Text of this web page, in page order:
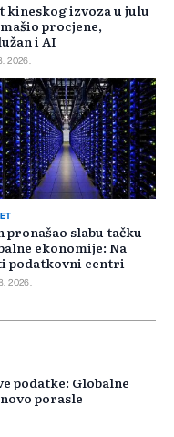
kineskog izvoza u julu
procjene,
i AI
2026.
pronašao slabu tačku
ekonomije: Na
podatkovni centri
2026.
podatke: Globalne
porasle